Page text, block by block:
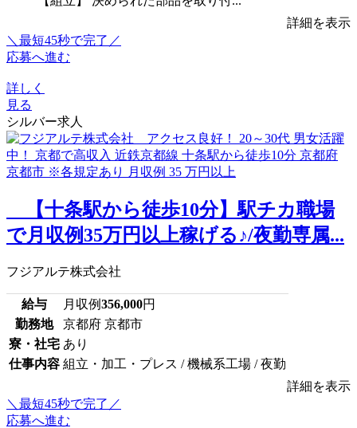
詳細を表示
＼最短45秒で完了／
応募へ進む
詳しく
見る
シルバー求人
【十条駅から徒歩10分】駅チカ職場
で月収例35万円以上稼げる♪/夜勤専属...
フジアルテ株式会社
給与 月収例356,000円
勤務地
京都府 京都市
寮・社宅 あり
仕事内容 組立・加工・プレス / 機械系工場 / 夜勤
詳細を表示
＼最短45秒で完了／
応募へ進む